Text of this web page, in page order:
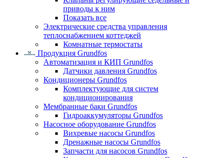
приводы к ним
Показать все
Электрические средства управления
теплоснабжением коттеджей
Комнатные термостаты
Продукция Grundfos
Автоматизация и КИП Grundfos
Датчики давления Grundfos
Кондиционеры Grundfos
Комплектующие для систем
кондиционирования
Мембранные баки Grundfos
Гидроаккумуляторы Grundfos
Насосное оборудование Grundfos
Вихревые насосы Grundfos
Дренажные насосы Grundfos
Запчасти для насосов Grundfos